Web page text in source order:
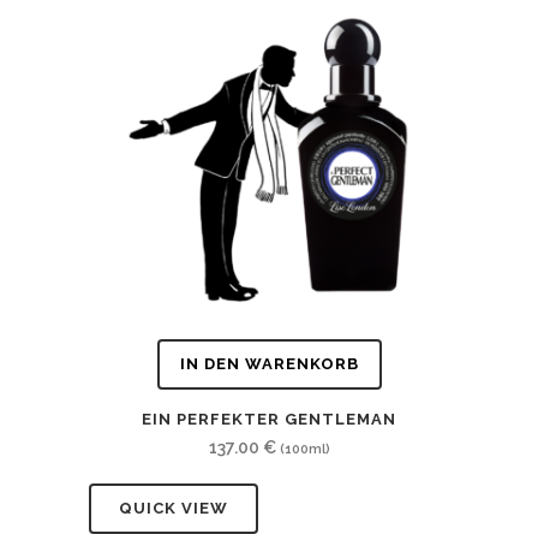
IN DEN WARENKORB
EIN PERFEKTER GENTLEMAN
137.00 €(100ml)
QUICK VIEW